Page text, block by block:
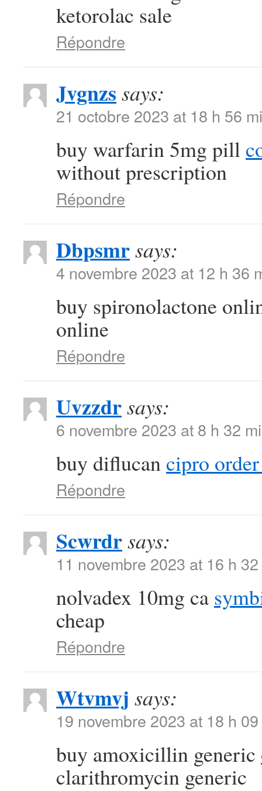
ketorolac sale
Répondre
Jvgnzs says:
21 octobre 2023 at 18 h 56
buy warfarin 5mg pill
without prescription
Répondre
Dbpsmrsays:
4 novembre 2023 at 12 h 36
buy spironolactone
online
Répondre
Uvzzdrsays:
6 novembre 2023 at 8 h 32
buy diflucan cipro
Répondre
Scwrdrsays:
11 novembre 2023 at 16 h
nolvadex 10mg ca
cheap
Répondre
Wtvmvj says:
19 novembre 2023 at 18 h
buy amoxicillin generic
clarithromycin generic